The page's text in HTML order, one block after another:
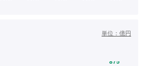
単位： 億円